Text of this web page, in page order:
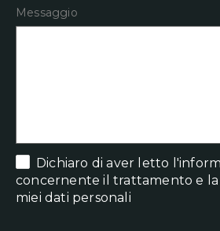
Messaggio
Dichiaro di aver letto
concernente il trattamento e
miei dati personali